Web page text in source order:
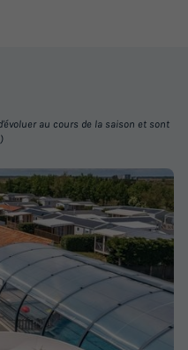
- PMR - Personne
Chambres
2
Salle de bain
1
*
Réfrigérateur
+ 4
- Personne à mobilité
au cours de la saison et sont